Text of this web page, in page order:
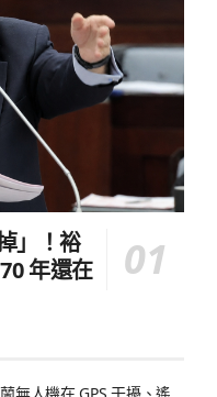
」！裕
年還在
無人機在 GPS 干擾、遙